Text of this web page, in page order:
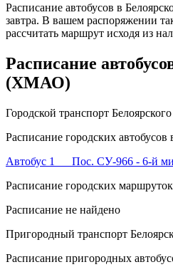
Расписание автобусов в
завтра. В вашем распоряжении
рассчитать маршрут исходя из
Расписание
(ХМАО)
Городской транспорт
Расписание городских
Автобус 1 Пос. СУ-966 - 6-й
Расписание городских
Расписание не найдено
Пригородный транспорт
Расписание пригородных